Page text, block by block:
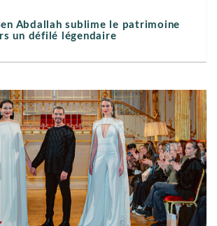
Abdallah sublime le patrimoine
un défilé légendaire